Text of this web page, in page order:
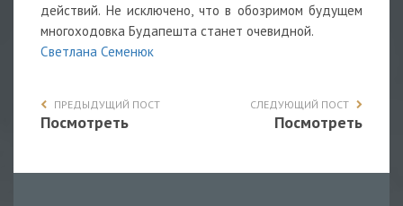
действий. Не исключено, что в обозримом будущем
многоходовка Будапешта станет очевидной.
Светлана Семенюк
ПРЕДЫДУЩИЙ ПОСТ
Посмотреть
СЛЕДУЮЩИЙ ПОСТ
Посмотреть